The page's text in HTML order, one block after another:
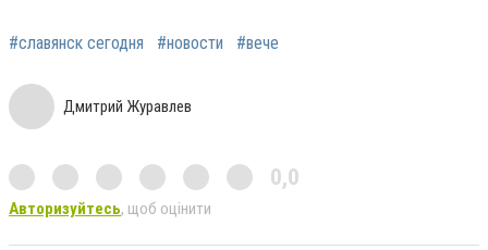
#славянск сегодня #новости #вече
Дмитрий Журавлев
0,0
Авторизуйтесь, щоб оцінити